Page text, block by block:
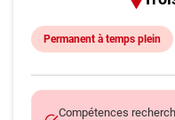
Permanent à temps plein
Compétences